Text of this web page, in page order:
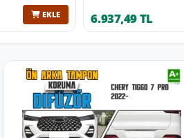
EKLE 6.937,49 TL